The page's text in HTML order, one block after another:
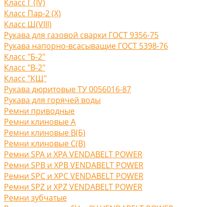
Класс Г (IV)
Класс Пар-2 (X)
Класс Ш(VIII)
Рукава для газовой сварки ГОСТ 9356-75
Рукава напорно-всасыващие ГОСТ 5398-76
Класс "Б-2"
Класс "В-2"
Класс "КЩ"
Рукава дюритовые ТУ 0056016-87
Рукава для горячей воды
Ремни приводные
Ремни клиновые A
Ремни клиновые В(Б)
Ремни клиновые С(B)
Ремни SPA и XPA VENDABELT POWER
Ремни SPB и XPB VENDABELT POWER
Ремни SPC и XPC VENDABELT POWER
Ремни SPZ и XPZ VENDABELT POWER
Ремни зубчатые